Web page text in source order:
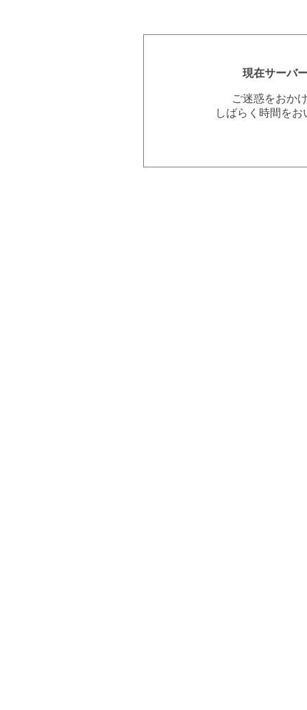
現在サーバ
ご迷惑をおか
しばらく時間を